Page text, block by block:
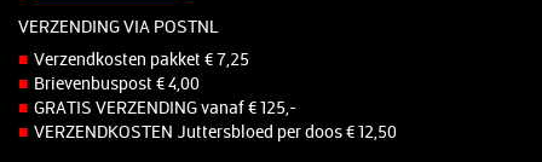
VERZENDING VIA POSTNL
Verzendkosten pakket € 7,25
Brievenbuspost € 4,00
GRATIS VERZENDING vanaf € 125,-
VERZENDKOSTEN Juttersbloed per doos € 12,50